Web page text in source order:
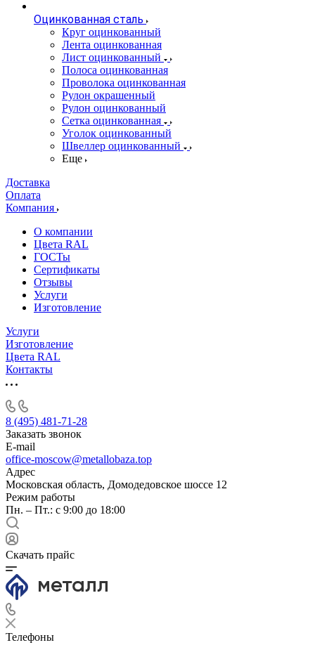
Оцинкованная сталь
Круг оцинкованный
Лента оцинкованная
Лист оцинкованный
Полоса оцинкованная
Проволока оцинкованная
Рулон окрашенный
Рулон оцинкованный
Сетка оцинкованная
Уголок оцинкованный
Швеллер оцинкованный
Еще
Доставка
Оплата
Компания
О компании
Цвета RAL
ГОСТы
Сертификаты
Отзывы
Услуги
Изготовление
Услуги
Изготовление
Цвета RAL
Контакты
8 (495) 481-71-28
Заказать звонок
E-mail
office-moscow@metallobaza.top
Адрес
Московская область, Домодедовское шоссе 12
Режим работы
Пн. – Пт.: с 9:00 до 18:00
Скачать прайс
Телефоны